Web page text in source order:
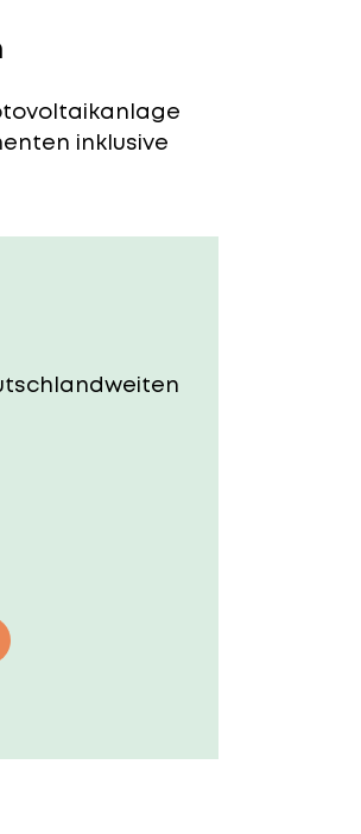
inklusive